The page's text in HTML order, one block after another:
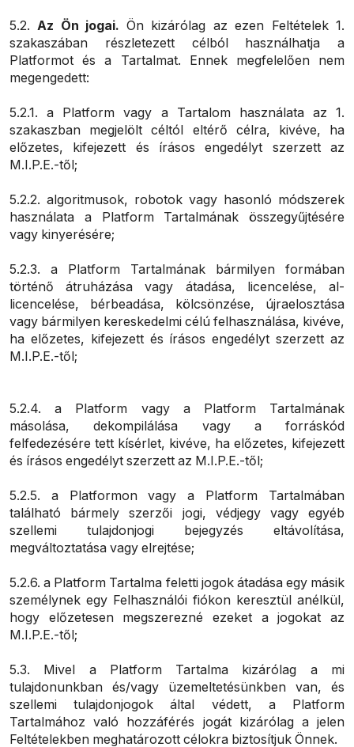
5.2.Az Ön jogai. Ön kizárólag az ezen Feltételek 1.
szakaszában részletezett célból használhatja a
Platformot és a Tartalmat. Ennek megfelelően nem
megengedett:
5.2.1. a Platform vagy a Tartalom használata az 1.
szakaszban megjelölt céltól eltérő célra, kivéve, ha
előzetes, kifejezett és írásos engedélyt szerzett az
M.I.P.E.-től;
5.2.2. algoritmusok, robotok vagy hasonló módszerek
használata a Platform Tartalmának összegyűjtésére
vagy kinyerésére;
5.2.3. a Platform Tartalmának bármilyen formában
történő átruházása vagy átadása, licencelése, al-
licencelése, bérbeadása, kölcsönzése, újraelosztása
vagy bármilyen kereskedelmi célú felhasználása, kivéve,
ha előzetes, kifejezett és írásos engedélyt szerzett az
M.I.P.E.-től;
5.2.4. a Platform vagy a Platform Tartalmának
másolása, dekompilálása vagy a forráskód
felfedezésére tett kísérlet, kivéve, ha előzetes, kifejezett
és írásos engedélyt szerzett az M.I.P.E.-től;
5.2.5. a Platformon vagy a Platform Tartalmában
található bármely szerzői jogi, védjegy vagy egyéb
szellemi tulajdonjogi bejegyzés eltávolítása,
megváltoztatása vagy elrejtése;
5.2.6. a Platform Tartalma feletti jogok átadása egy másik
személynek egy Felhasználói fiókon keresztül anélkül,
hogy előzetesen megszerezné ezeket a jogokat az
M.I.P.E.-től;
5.3. Mivel a Platform Tartalma kizárólag a mi
tulajdonunkban és/vagy üzemeltetésünkben van, és
szellemi tulajdonjogok által védett, a Platform
Tartalmához való hozzáférés jogát kizárólag a jelen
Feltételekben meghatározott célokra biztosítjuk Önnek.